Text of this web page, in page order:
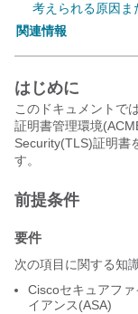
考えられる原因ま
関連情報
はじめに
このドキュメントで
証明書管理環境
Security(TLS)証明書
す。
前提条件
要件
次の項目に関する知
Ciscoセキュアフ
イアンス(ASA)